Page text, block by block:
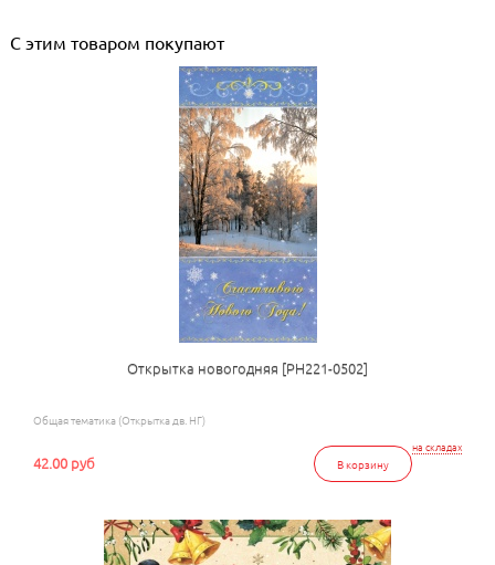
С этим товаром покупают
Открытка новогодняя [РН221-0502]
Общая тематика (Открытка дв. НГ)
на складах
В корзину
42.00 руб